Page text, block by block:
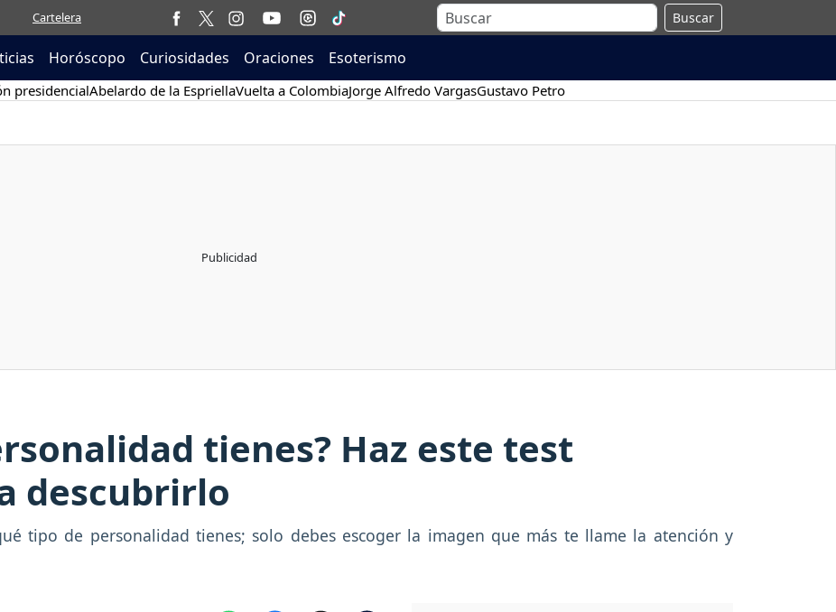
Cartelera Buscar
Horóscopo Curiosidades Oraciones Esoterismo
presidencialAbelardo de la EspriellaVuelta a ColombiaJorge Alfredo VargasGustavo Petro
tienes? Haz este test
descubrirlo
tipo de personalidad tienes; solo debes escoger la imagen que más te llame la atención y